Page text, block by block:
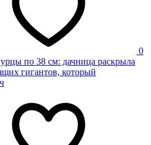
0
по 38 см: дачница раскрыла
гигантов, который